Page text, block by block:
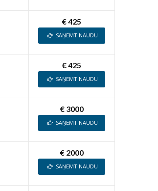
€ 425
SAŅEMT NAUDU
€ 425
SAŅEMT NAUDU
€ 3000
SAŅEMT NAUDU
€ 2000
SAŅEMT NAUDU